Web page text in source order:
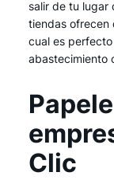
salir de tu lugar
tiendas ofrecen
cual es
abastecimiento
Clic